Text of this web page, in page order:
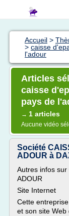
Accueil >
> caisse
l'adour
Articles
caisse
pays de
→ 1 articles
Aucune vidéo
Société
ADOUR à
Autres infos sur
ADOUR
Site Internet
Cette
et son site Web